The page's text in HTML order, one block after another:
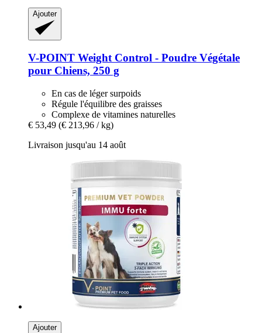
Ajouter
V-POINT Weight Control -​ Poudre Végétale
pour Chiens, 250 g
En cas de léger surpoids
Régule l'équilibre des graisses
Complexe de vitamines naturelles
€ 53,49 (€ 213,96 / kg)
Livraison jusqu'au 14 août
Ajouter